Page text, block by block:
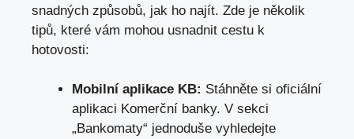
snadných způsobů, jak ho najít. Zde je několik
tipů, které vám mohou usnadnit cestu k
hotovosti:
Mobilní aplikace KB: Stáhněte si oficiální
aplikaci Komerční banky. V sekci
„Bankomaty“ jednoduše vyhledejte